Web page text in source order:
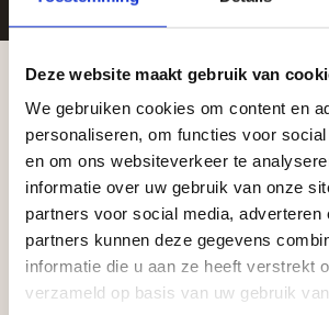
Deze website maakt gebruik van
We gebruiken cookies om content en
personaliseren, om functies voor
en om ons websiteverkeer te
informatie over uw gebruik van onze
partners voor social media, adverteren
partners kunnen deze gegevens
informatie die u aan ze heeft verstrekt
verzameld op basis van uw gebruik
Zakelijke klant worden
Vego Tuinmaterialen is de meest
voor zakelijke klanten op zoek naar
infraproducten. Als professionele
tuinmaterialen bieden wij een
aan producten van topkwaliteit.
zakelijke mogelijkheden.
Aangepaste
vakantieperiode
Waardenburg en Vego Dordrecht
de vakantieperiode aangepaste
zaterdag. Bekijk de
actuele openingstijden.